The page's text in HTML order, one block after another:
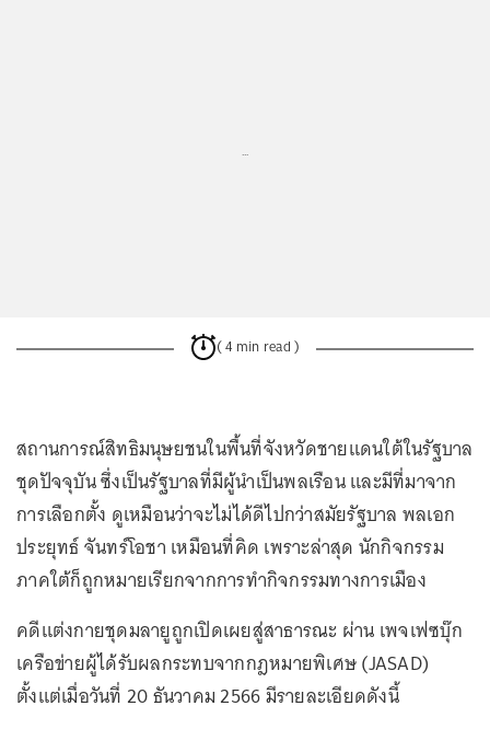
...
( 4 min read )
สถานการณ์สิทธิมนุษยชนในพื้นที่จังหวัดชายแดนใต้ในรัฐบาล
ชุดปัจจุบัน ซึ่งเป็นรัฐบาลที่มีผู้นำเป็นพลเรือน และมีที่มาจาก
การเลือกตั้ง ดูเหมือนว่าจะไม่ได้ดีไปกว่าสมัยรัฐบาล พลเอก
ประยุทธ์ จันทร์โอชา เหมือนที่คิด เพราะล่าสุด นักกิจกรรม
ภาคใต้ก็ถูกหมายเรียกจากการทำกิจกรรมทางการเมือง
คดีแต่งกายชุดมลายูถูกเปิดเผยสู่สาธารณะ ผ่าน เพจเฟซบุ๊ก
เครือข่ายผู้ได้รับผลกระทบจากกฎหมายพิเศษ (JASAD)
ตั้งแต่เมื่อวันที่ 20 ธันวาคม 2566 มีรายละเอียดดังนี้